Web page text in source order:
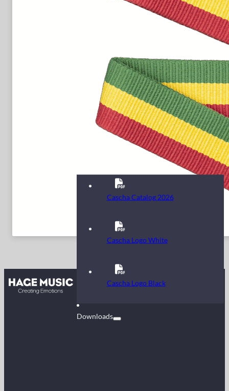
Kontakt
Downloads
Cascha Catalog 2026
Cascha Logo White
Cascha Logo Black